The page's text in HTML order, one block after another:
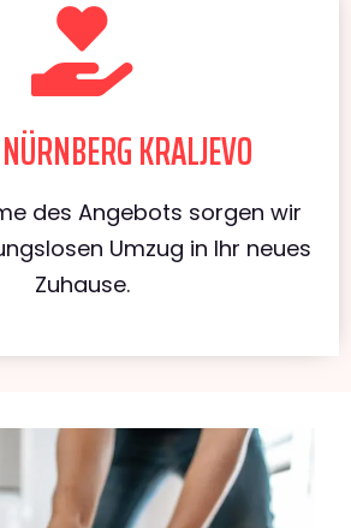
KRALJEVO
des Angebots sorgen wir
Umzug in Ihr neues
Zuhause.